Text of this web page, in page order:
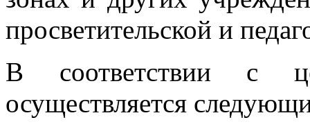
просветительской и
В соответствии с
осуществляется